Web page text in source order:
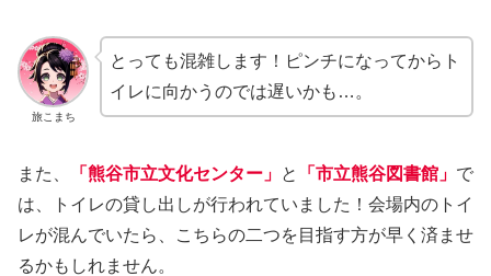
旅こまち
とっても混雑します！ピンチになってからト
イレに向かうのでは遅いかも…。
また、 「熊谷市立文化センター」 と 「市立熊谷図書館」 で
は、トイレの貸し出しが行われていました！会場内のトイ
レが混んでいたら、こちらの二つを目指す方が早く済ませ
るかもしれません。